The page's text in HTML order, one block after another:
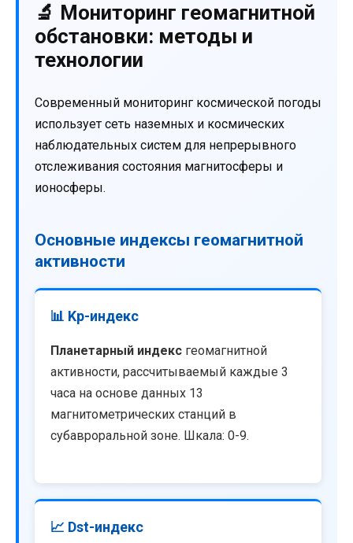
🔬 Мониторинг геомагнитной
обстановки: методы и
технологии
Современный мониторинг космической погоды
использует сеть наземных и космических
наблюдательных систем для непрерывного
отслеживания состояния магнитосферы и
ионосферы.
Основные индексы геомагнитной
активности
📊 Kp-индекс
Планетарный индекс геомагнитной
активности, рассчитываемый каждые 3
часа на основе данных 13
магнитометрических станций в
субавроральной зоне. Шкала: 0-9.
📈 Dst-индекс